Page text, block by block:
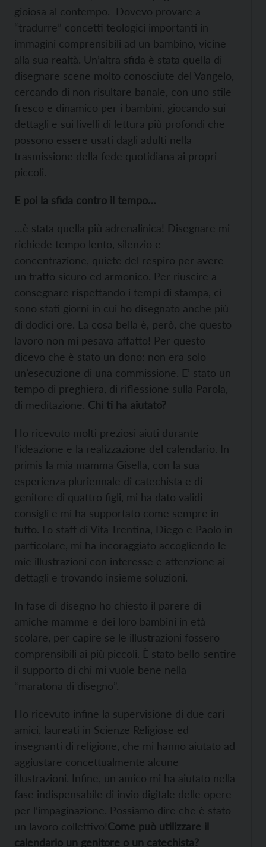
gioiosa al contempo. Dovevo provare a
“tradurre” concetti teologici importanti in
immagini comprensibili ad un bambino, vicine
alla sua realtà. Un’altra sfida è stata quella di
disegnare scene molto conosciute del Vangelo,
cercando di non risultare banale, con uno stile
fresco e dinamico per i bambini, giocando sui
dettagli e sui livelli di lettura più profondi che
possono essere usati dagli adulti nella
trasmissione della fede quotidiana ai propri
piccoli.
E poi la sfida contro il tempo…
…è stata quella più adrenalinica! Disegnare mi
richiede tempo lento, silenzio e
concentrazione, quiete del respiro per avere
un tratto sicuro ed armonico. Per riuscire a
consegnare rispettando i tempi di stampa, ci
sono stati giorni in cui ho disegnato anche più
di dodici ore. La cosa bella è, però, che questo
lavoro non mi pesava affatto! Per questo
dicevo che è stato un dono: non era solo
un’esecuzione di una commissione. E’ stato un
tempo di preghiera, di riflessione sulla Parola,
di meditazione. Chi ti ha aiutato?
Ho ricevuto molti preziosi aiuti durante
l’ideazione e la realizzazione del calendario. In
primis la mia mamma Gisella, con la sua
esperienza pluriennale di catechista e di
genitore di quattro figli, mi ha dato validi
consigli e mi ha supportato come sempre in
tutto. Lo staff di Vita Trentina, Diego e Paolo in
particolare, mi ha incoraggiato accogliendo le
mie illustrazioni con interesse e attenzione ai
dettagli e trovando insieme soluzioni.
In fase di disegno ho chiesto il parere di
amiche mamme e dei loro bambini in età
scolare, per capire se le illustrazioni fossero
comprensibili ai più piccoli. È stato bello sentire
il supporto di chi mi vuole bene nella
“maratona di disegno”.
Ho ricevuto infine la supervisione di due cari
amici, laureati in Scienze Religiose ed
insegnanti di religione, che mi hanno aiutato ad
aggiustare concettualmente alcune
illustrazioni. Infine, un amico mi ha aiutato nella
fase indispensabile di invio digitale delle opere
per l’impaginazione. Possiamo dire che è stato
un lavoro collettivo!Come può utilizzare il
calendario un genitore o un catechista?